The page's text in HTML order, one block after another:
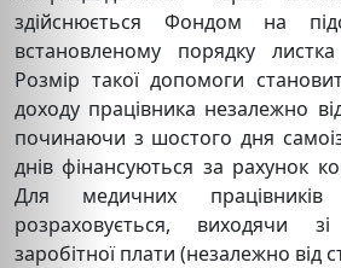
здійснюється Фондом на
встановленому порядку листка
Розмір такої допомоги
доходу працівника незалежно
починаючи з шостого дня
днів фінансуються за рахунок
Для медичних
розраховується, виходячи
заробітної плати (незалежно від